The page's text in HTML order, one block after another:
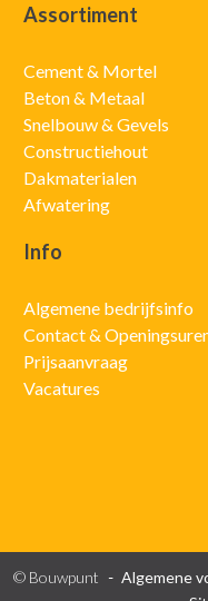
Assortiment
Cement & Mortel
Beton & Metaal
Snelbouw & Gevels
Constructiehout
Dakmaterialen
Afwatering
Info
Algemene bedrijfsinfo
Contact &
Prijsaanvraag
Vacatures
© Bouwpunt Algemene